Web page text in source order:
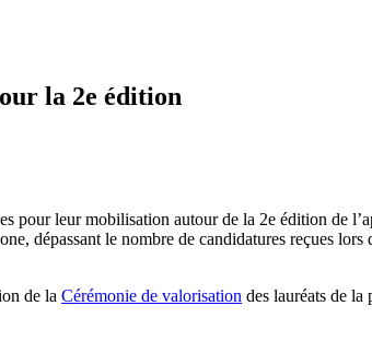
la 2e édition
pour leur mobilisation autour de la 2e édition de
dépassant le nombre de candidatures reçues
de la Cérémonie de valorisation des lauréats de la